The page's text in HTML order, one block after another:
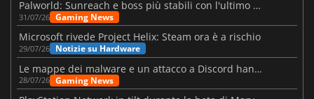
Palworld: Sunreach e boss più stabili con l'ultimo update
31/07/26 Gaming News
Microsoft rivede Project Helix: Steam ora è a rischio
29/07/26 Notizie su Hardware
Le mappe dei malware e un attacco a Discord hanno colpito Meccha Chameleon
28/07/26 Gaming News